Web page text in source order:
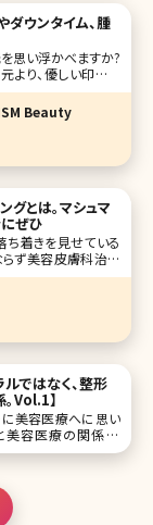
ダウンタイム、腫
思い浮かべますか?
り、優しい印象を
いう意見もありま
ントさんでも優しそ
Beauty
グとは。マシュマ
ぜひ
着きを見せている
ず美容皮膚科治療
います。韓国は美
いうだけでなく、価
も兼ねて美容クリ
ではなく、整形
Vol.1】
に美容医療へに思い
美容医療の関係。A
がスタート。第一